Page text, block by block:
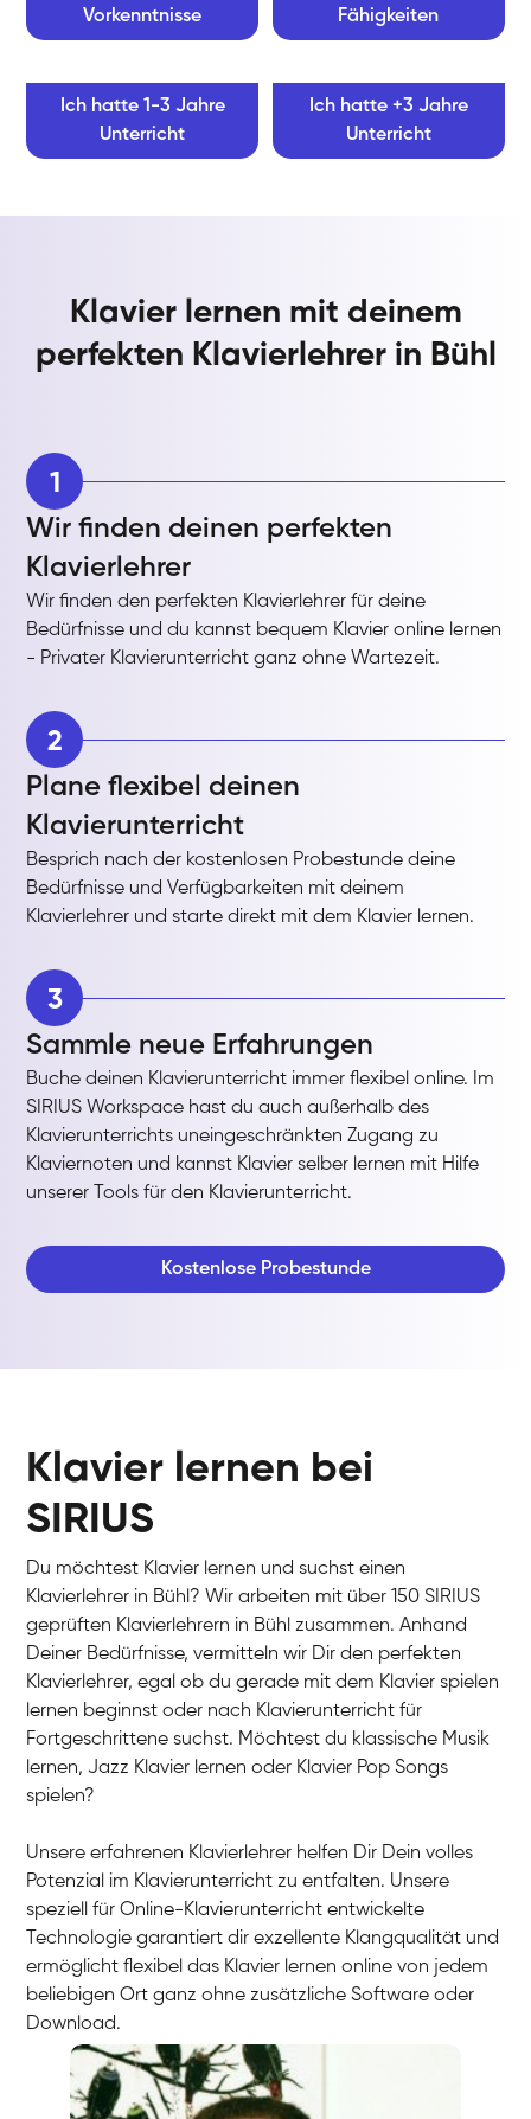
Vorkenntnisse
Fähigkeiten
Ich hatte 1-3 Jahre
Unterricht
Ich hatte +3 Jahre
Unterricht
Klavier lernen mit deinem
perfekten Klavierlehrer in Bühl
1
Wir finden deinen perfekten
Klavierlehrer
Wir finden den perfekten Klavierlehrer für deine
Bedürfnisse und du kannst bequem Klavier online lernen
- Privater Klavierunterricht ganz ohne Wartezeit.
2
Plane flexibel deinen
Klavierunterricht
Besprich nach der kostenlosen Probestunde deine
Bedürfnisse und Verfügbarkeiten mit deinem
Klavierlehrer und starte direkt mit dem Klavier lernen.
3
Sammle neue Erfahrungen
Buche deinen Klavierunterricht immer flexibel online. Im
SIRIUS Workspace hast du auch außerhalb des
Klavierunterrichts uneingeschränkten Zugang zu
Klaviernoten und kannst Klavier selber lernen mit Hilfe
unserer Tools für den Klavierunterricht.
Kostenlose Probestunde
Klavier lernen bei
SIRIUS
Du möchtest Klavier lernen und suchst einen
Klavierlehrer in Bühl? Wir arbeiten mit über 150 SIRIUS
geprüften Klavierlehrern in Bühl zusammen. Anhand
Deiner Bedürfnisse, vermitteln wir Dir den perfekten
Klavierlehrer, egal ob du gerade mit dem Klavier spielen
lernen beginnst oder nach Klavierunterricht für
Fortgeschrittene suchst. Möchtest du klassische Musik
lernen, Jazz Klavier lernen oder Klavier Pop Songs
spielen?
Unsere erfahrenen Klavierlehrer helfen Dir Dein volles
Potenzial im Klavierunterricht zu entfalten. Unsere
speziell für Online-Klavierunterricht entwickelte
Technologie garantiert dir exzellente Klangqualität und
ermöglicht flexibel das Klavier lernen online von jedem
beliebigen Ort ganz ohne zusätzliche Software oder
Download.